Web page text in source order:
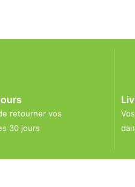
retourner vos
30 jours